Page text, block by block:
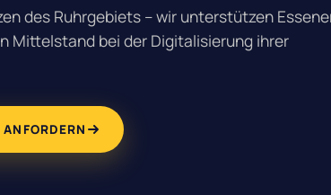
des Ruhrgebiets – wir unterstützen
Mittelstand bei der Digitalisierung ihrer